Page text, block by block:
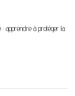
: apprendre à protéger la